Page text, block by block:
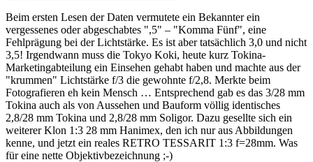
Beim ersten Lesen der Daten vermutete ein Bekannter ein
vergessenes oder abgeschabtes ",5" – "Komma Fünf", eine
Fehlprägung bei der Lichtstärke. Es ist aber tatsächlich 3,0 und nicht
3,5! Irgendwann muss die Tokyo Koki, heute kurz Tokina-
Marketingabteilung ein Einsehen gehabt haben und machte aus der
"krummen" Lichtstärke f/3 die gewohnte f/2,8. Merkte beim
Fotografieren eh kein Mensch … Entsprechend gab es das 3/28 mm
Tokina auch als von Aussehen und Bauform völlig identisches
2,8/28 mm Tokina und 2,8/28 mm Soligor. Dazu gesellte sich ein
weiterer Klon 1:3 28 mm Hanimex, den ich nur aus Abbildungen
kenne, und jetzt ein reales RETRO TESSARIT 1:3 f=28mm. Was
für eine nette Objektivbezeichnung ;-)